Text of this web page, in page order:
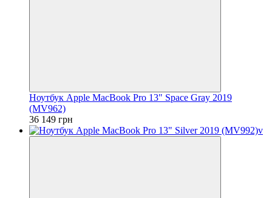
Ноутбук Apple MacBook Pro 13" Space Gray 2019
(MV962)
36 149 грн